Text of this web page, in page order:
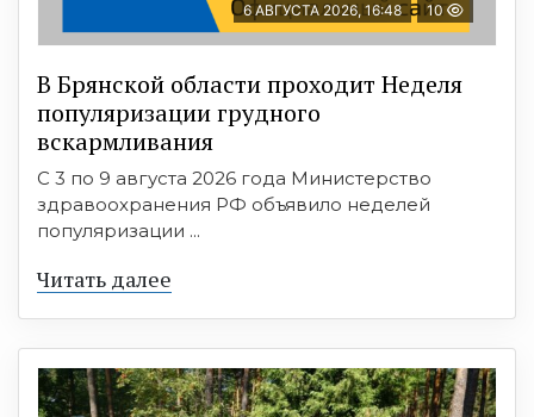
6 АВГУСТА 2026, 16:48 10
В Брянской области проходит Неделя
популяризации грудного
вскармливания
С 3 по 9 августа 2026 года Министерство
здравоохранения РФ объявило неделей
популяризации ...
Читать далее